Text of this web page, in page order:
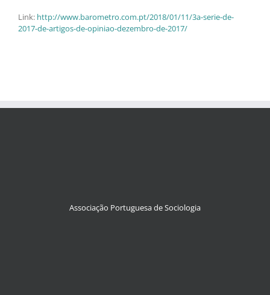
Link: http://www.barometro.com.pt/2018/01/11/3a-serie-de-
2017-de-artigos-de-opiniao-dezembro-de-2017/
Associação Portuguesa de Sociologia